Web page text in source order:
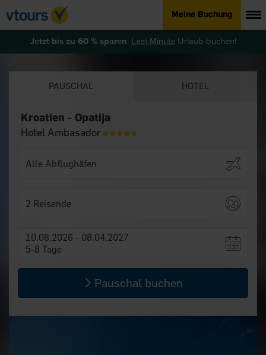
Meine Buchung
Jetzt bis zu 60 % sparen: Last MinuteUrlaub buchen!
PAUSCHAL HOTEL
Kroatien - Opatija
Hotel Ambasador
2 Reisende
10.08.2026 - 08.04.2027
5-8 Tage
Pauschal buchen